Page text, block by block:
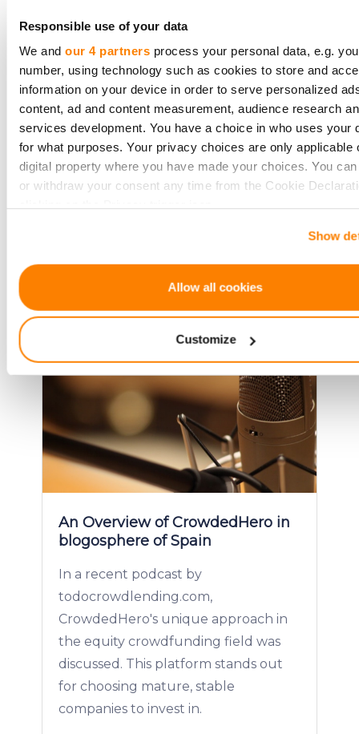
Responsible use of your data
We and our 4 partnersprocess your personal data, e.g.
number, using technology such as cookies to store and
information on your device in order to serve personalized
content, ad and content measurement, audience research
services development. You have a choice in who uses your
for what purposes. Your privacy choices are only applicable
digital property where you have made your choices. You
or withdraw your consent any time from the Cookie
Collect information about your geographical location
be accurate to within several meters
Find out more about how your personal data is processed
your preferences in thedetails section.
We use cookies to provide website functionality, analyse
display customized page content and advertising. See more
Cookies policy.
Show
Allow all cookies
Customize
Smart Cooling™ Secures €600K
Investment through
CrowdedHero for Sustainable
Cooling Revolution
Smart Cooling™, a company from
Latvia, has become a key name in
making cooling systems that save
energy and help the environment. It
has just got a big investment of
An Overview of CrowdedHero in
blogosphere of Spain
In a recent podcast by
todocrowdlending.com,
CrowdedHero's unique approach in
the equity crowdfunding field was
discussed. This platform stands out
for choosing mature, stable
companies to invest in.